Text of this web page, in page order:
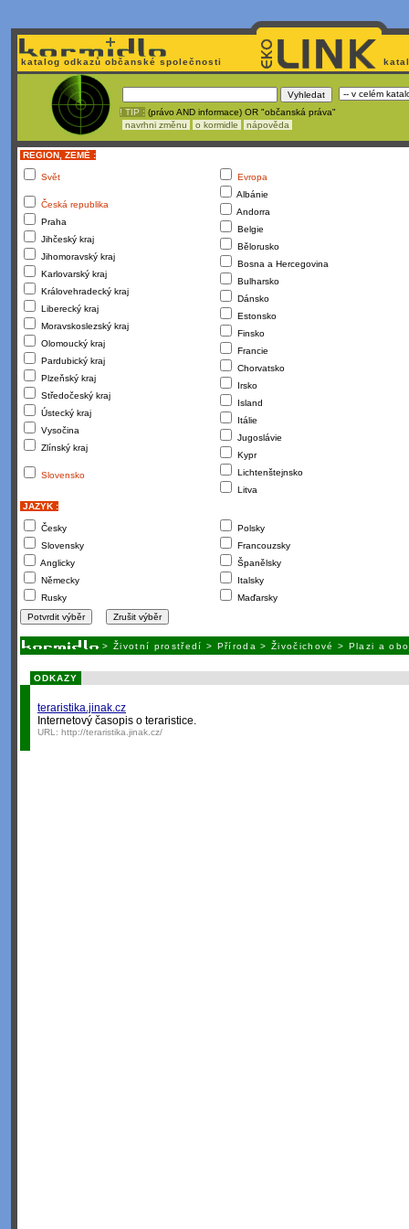
katalog odkazů občanské společnosti
! TIP : (právo AND informace) OR "občanská práva"
navrhni změnu
o kormidle nápověda
REGION, ZEMĚ :
Svět
Česká republika
Praha
Jihčeský kraj
Jihomoravský kraj
Karlovarský kraj
Královehradecký kraj
Liberecký kraj
Moravskoslezský kraj
Olomoucký kraj
Pardubický kraj
Plzeňský kraj
Středočeský kraj
Ústecký kraj
Vysočina
Zlínský kraj
Slovensko
Evropa
Albánie
Andorra
Belgie
Bělorusko
Bosna a Hercegovina
Bulharsko
Dánsko
Estonsko
Finsko
Francie
Chorvatsko
Irsko
Island
Itálie
Jugoslávie
Kypr
Lichtenštejnsko
Litva
JAZYK :
Česky
Slovensky
Anglicky
Německy
Rusky
Polsky
Francouzsky
Španělsky
Italsky
Maďarsky
> Životní prostředí > Příroda >Živočichové > Plazi a
ODKAZY
teraristika.jinak.cz
Internetový časopis o teraristice.
URL: http://teraristika.jinak.cz/